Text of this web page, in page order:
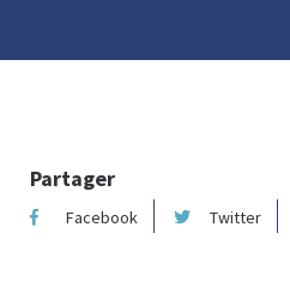
Partager
Facebook Twitter